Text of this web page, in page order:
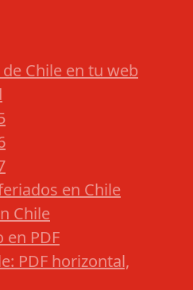
Chile en tu web
en Chile
Chile
en PDF
PDF horizontal,